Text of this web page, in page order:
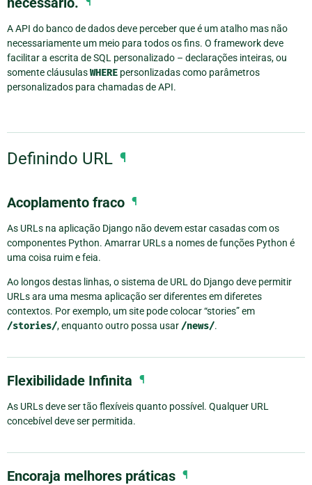
A API do banco de dados deve perceber que é um atalho mas não
necessariamente um meio para todos os fins. O framework deve
facilitar a escrita de SQL personalizado – declarações inteiras, ou
somente cláusulasWHERE personlizadas como parâmetros
personalizados para chamadas de API.
Definindo URL ¶
Acoplamento fraco ¶
As URLs na aplicação Django não devem estar casadas com os
componentes Python. Amarrar URLs a nomes de funções Python é
uma coisa ruim e feia.
Ao longos destas linhas, o sistema de URL do Django deve permitir
URLs ara uma mesma aplicação ser diferentes em diferetes
contextos. Por exemplo, um site pode colocar “stories” em
/stories/, enquanto outro possa usar /news/.
Flexibilidade Infinita ¶
As URLs deve ser tão flexíveis quanto possível. Qualquer URL
concebível deve ser permitida.
Encoraja melhores práticas ¶